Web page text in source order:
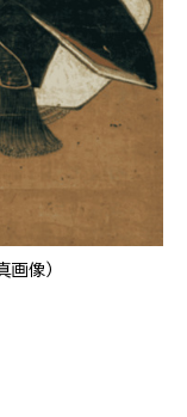
画像）